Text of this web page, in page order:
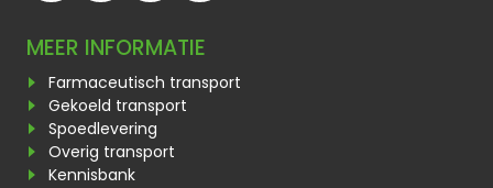
MEER INFORMATIE
Farmaceutisch transport
Gekoeld transport
Spoedlevering
Overig transport
Kennisbank